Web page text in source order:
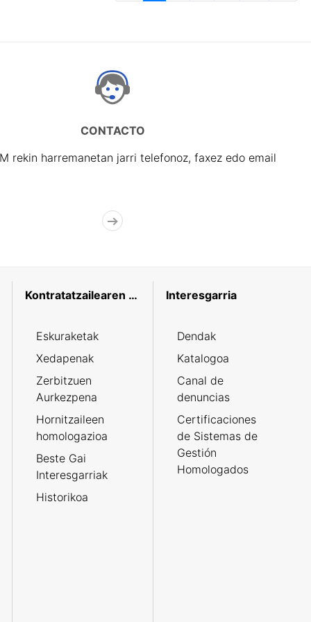
CONTACTO
rekin harremanetan jarri telefonoz, faxez edo email
Kontratatzailearen profila
Eskuraketak
Xedapenak
Zerbitzuen
Aurkezpena
Hornitzaileen
homologazioa
Beste Gai
Interesgarriak
Historikoa
Interesgarria
Dendak
Katalogoa
Canal de
denuncias
Certificaciones
de Sistemas de
Gestión
Homologados